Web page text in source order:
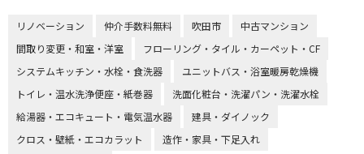
リノベーション 仲介手数料無料 吹田市
中古マンション
間取り変更・和室・洋室
フローリング・タイル・カーペット・CF
システムキッチン・水栓・食洗器
ユニットバス・浴室暖房乾燥機
トイレ・温水洗浄便座・紙巻器
洗面化粧台・洗濯パン・洗濯水栓
給湯器・エコキュート・電気温水器
建具・ダイノック
クロス・壁紙・エコカラット
造作・家具・下足入れ